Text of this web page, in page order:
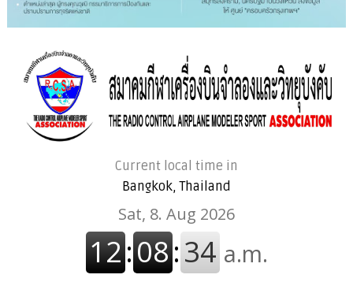
Current local time in
Bangkok, Thailand